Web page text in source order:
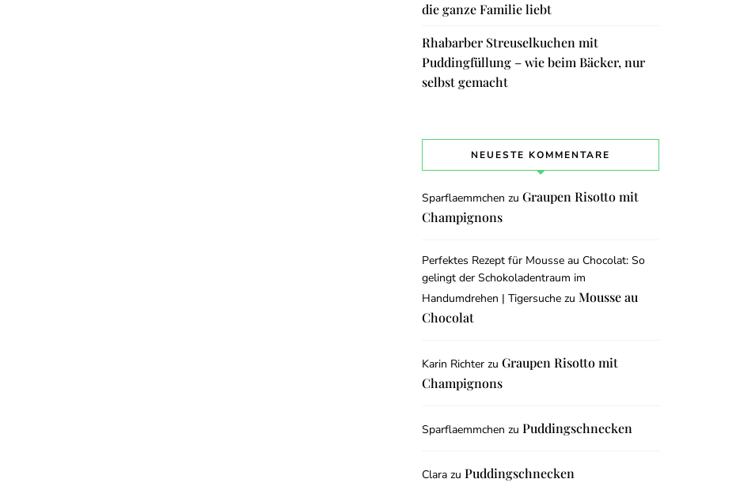
die ganze Familie liebt
Rhabarber Streuselkuchen mit
Puddingfüllung – wie beim Bäcker, nur
selbst gemacht
NEUESTE KOMMENTARE
Sparflaemmchen zu Graupen Risotto mit
Champignons
Perfektes Rezept für Mousse au Chocolat: So
gelingt der Schokoladentraum im
Handumdrehen | Tigersuche zu Mousse au
Chocolat
Karin Richter zu Graupen Risotto mit
Champignons
Sparflaemmchen zu Puddingschnecken
Clara zu Puddingschnecken